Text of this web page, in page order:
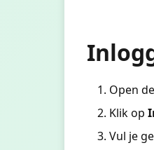
Open
Klik op
Vul je